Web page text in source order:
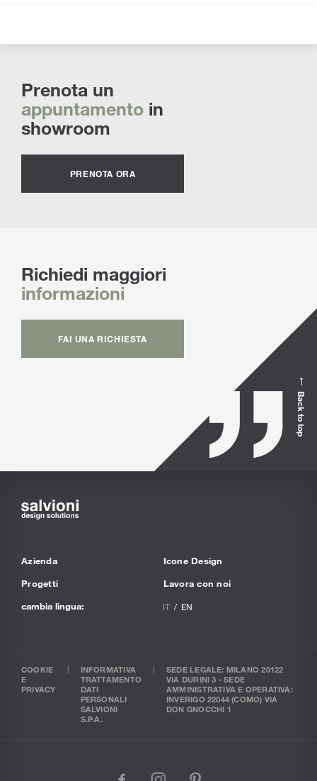
Prenota un
appuntamento in
showroom
PRENOTA ORA
Richiedi maggiori
informazioni
FAI UNA RICHIESTA
Back to top
Azienda
Progetti
Icone Design
Lavora con noi
cambia lingua:
IT EN
COOKIE
E
PRIVACY
INFORMATIVA
TRATTAMENTO
DATI
PERSONALI
SALVIONI
S.P.A.
SEDE LEGALE: MILANO 20122
VIA DURINI 3 - SEDE
AMMINISTRATIVA E OPERATIVA:
INVERIGO 22044 (COMO) VIA
DON GNOCCHI 1